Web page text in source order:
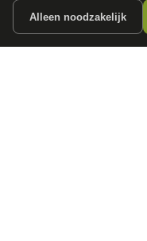
Alleen noodzakelijk